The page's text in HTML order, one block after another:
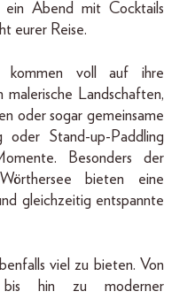
ein Abend mit Cocktails
eurer Reise.
kommen voll auf ihre
malerische Landschaften,
oder sogar gemeinsame
oder Stand-up-Paddling
Besonders der
bieten eine
gleichzeitig entspannte
viel zu bieten. Von
bis hin zu moderner